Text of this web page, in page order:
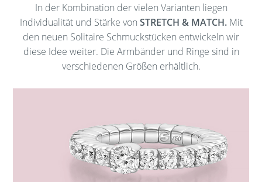
In der Kombination der vielen Varianten liegen
Individualität und Stärke von STRETCH & MATCH.Mit
den neuen Solitaire Schmuckstücken entwickeln wir
diese Idee weiter. Die Armbänder und Ringe sind in
verschiedenen Größen erhältlich.